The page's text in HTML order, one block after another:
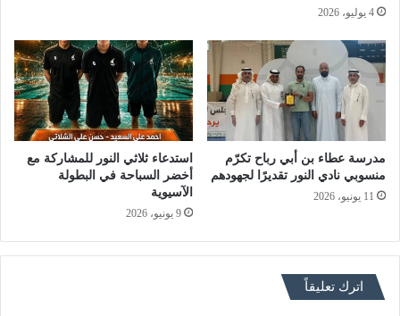
4 يوليو، 2026
مدرسة عطاء بن أبي رباح تكرّم
منسوبي نادي النور تقديرًا لجهودهم
11 يونيو، 2026
استدعاء ثلاثي النور للمشاركة مع
أخضر السباحة في البطولة
الآسيوية
9 يونيو، 2026
اترك تعليقاً